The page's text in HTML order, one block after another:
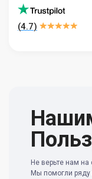
(4.7)
Не верьте нам на
Мы помогли